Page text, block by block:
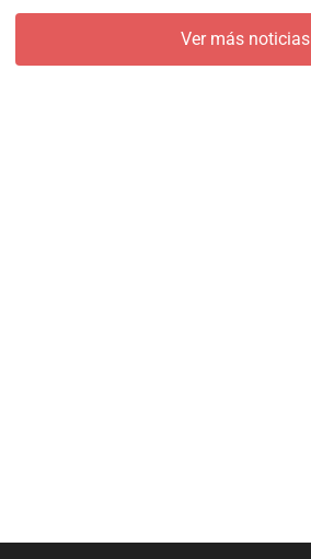
Ver más noticias